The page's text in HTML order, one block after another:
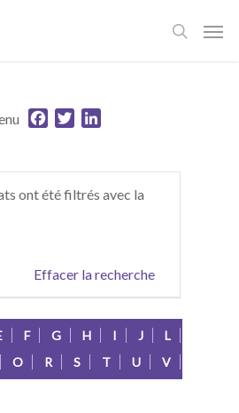
Facebook
Twitter
ont été filtrés avec la
Effacer la recherche
F G H I J
L
O R S T U V